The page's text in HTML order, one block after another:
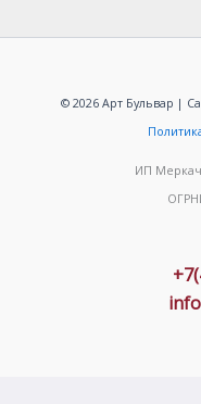
© 2026 Арт Бульвар |
ИП